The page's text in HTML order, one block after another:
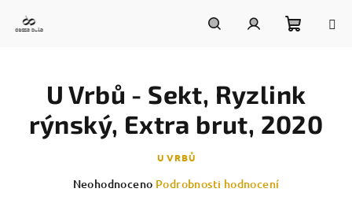
košík
U Vrbů - Sekt, Ryzlink
rýnský, Extra brut, 2020
U VRBŮ
Průměrné
Neohodnoceno Podrobnosti hodnocení